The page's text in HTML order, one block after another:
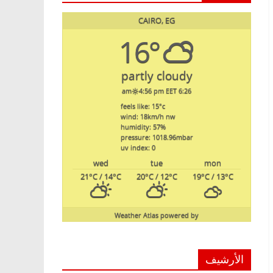
CAIRO, EG
16°
partly cloudy
6:26 am
4:56 pm EET
feels like: 15°c
wind: 18km/h nw
humidity: 57%
pressure: 1018.96mbar
uv index: 0
mon
tue
wed
19°C/ 13°C
20°C/ 12°C
21°C/ 14°C
powered by
Weather Atlas
الأرشيف